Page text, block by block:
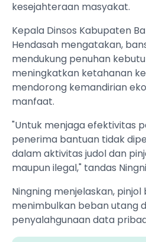
kesejahteraan masyakat.
Kepala Dinsos Kabupaten
Hendasah mengatakan,
mendukung penuhan
meningkatkan ketahanan
mendorong kemandirian
manfaat.
"Untuk menjaga efektivitas
penerima bantuan tidak
dalam aktivitas judol dan
maupun ilegal," tandas
Ningning menjelaskan,
menimbulkan beban utang
penyalahgunaan data